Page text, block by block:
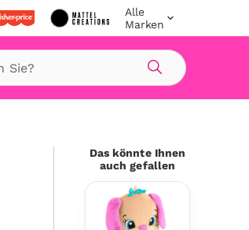
Alle
Marken
Suche
Das könnte Ihnen
auch gefallen